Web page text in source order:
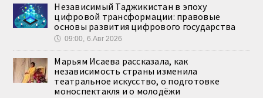
Независимый Таджикистан в эпоху
цифровой трансформации: правовые
основы развития цифрового государства
🕔 09:00, 6.Авг 2026
Марьям Исаева рассказала, как
независимость страны изменила
театральное искусство, о подготовке
моноспектакля и о молодёжи